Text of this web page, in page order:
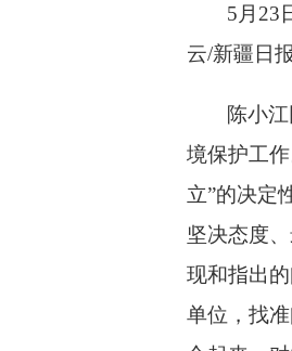
5月23
云/新疆日
陈小
境保护工
立”的决定
坚决态度
现和指出
单位，找